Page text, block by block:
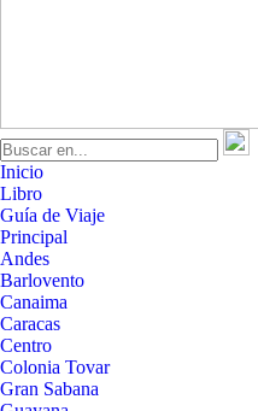
Inicio
Libro
Guía de Viaje
Principal
Andes
Barlovento
Canaima
Caracas
Centro
Colonia Tovar
Gran Sabana